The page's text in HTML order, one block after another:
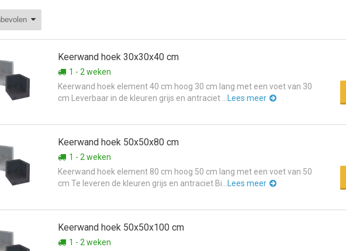
Keerwand hoek 30x30x40 cm
1 - 2 weken
Keerwand hoek element 40 cm hoog 30 cm lang met een voet van 30
cm Leverbaar in de kleuren grijs en antraciet ...Lees meer
Keerwand hoek 50x50x80 cm
1 - 2 weken
Keerwand hoek element 80 cm hoog 50 cm lang met een voet van 50
cm Te leveren de kleuren grijs en antraciet Bi...Lees meer
Keerwand hoek 50x50x100 cm
1 - 2 weken